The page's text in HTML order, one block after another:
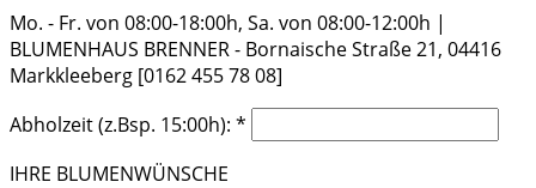
Mo. - Fr. von 08:00-18:00h, Sa. von 08:00-12:00h |
BLUMENHAUS BRENNER - Bornaische Straße 21, 04416
Markkleeberg [0162 455 78 08]
Abholzeit (z.Bsp. 15:00h): *
IHRE BLUMENWÜNSCHE